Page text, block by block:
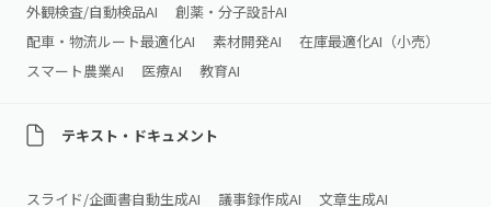
外観検査/自動検品AI
創薬・分子設計AI
配車・物流ルート最適化AI
素材開発AI
在庫最適化AI（小売）
スマート農業AI
医療AI 教育AI
テキスト・ドキュメント
スライド/企画書自動生成AI 議事録作成AI
文章生成AI